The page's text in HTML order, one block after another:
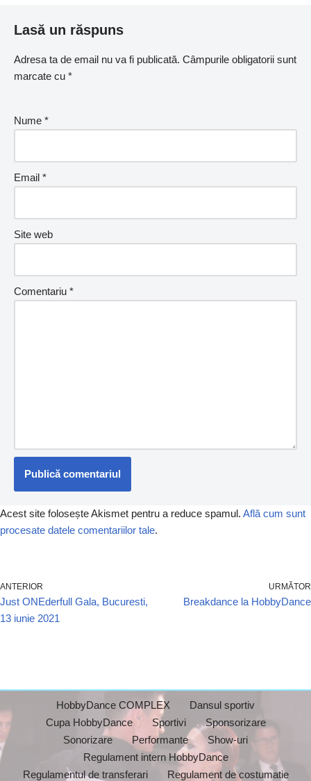
Lasă un răspuns
Adresa ta de email nu va fi publicată. Câmpurile obligatorii sunt
marcate cu *
Nume *
Email *
Site web
Comentariu *
Acest site folosește Akismet pentru a reduce spamul. Află cum sunt
procesate datele comentariilor tale.
ANTERIOR
Just ONEderfull Gala, Bucuresti,
13 iunie 2021
URMĂTOR
Breakdance la HobbyDance
HobbyDance COMPLEX
Dansul sportiv
Cupa HobbyDance
Sportivi
Sponsorizare
Sonorizare
Performante
Show-uri
Regulament intern HobbyDance
Regulamentul de transferari
Regulament de costumatie